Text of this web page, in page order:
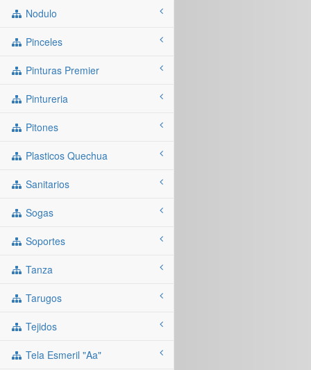
Nodulo
Pinceles
Pinturas Premier
Pintureria
Pitones
Plasticos Quechua
Sanitarios
Sogas
Soportes
Tanza
Tarugos
Tejidos
Tela Esmeril "aa"